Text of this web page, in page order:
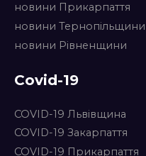
новини Прикарпаття
новини Тернопільщини
новини Рівненщини
Covid-19
COVID-19 Львівщина
COVID-19 Закарпаття
COVID-19 Прикарпаття